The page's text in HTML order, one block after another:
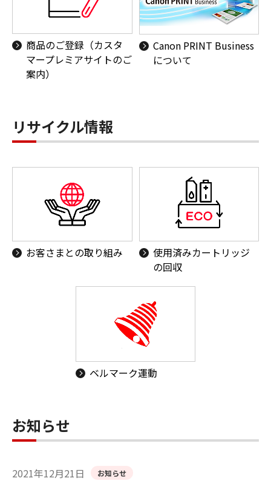
商品のご登録（カスタ
マープレミアサイトのご
案内）
Canon PRINT Business
について
リサイクル情報
お客さまとの取り組み
使用済みカートリッジ
の回収
ベルマーク運動
お知らせ
2021年12月21日 お知らせ